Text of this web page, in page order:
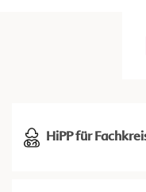
HiPP für